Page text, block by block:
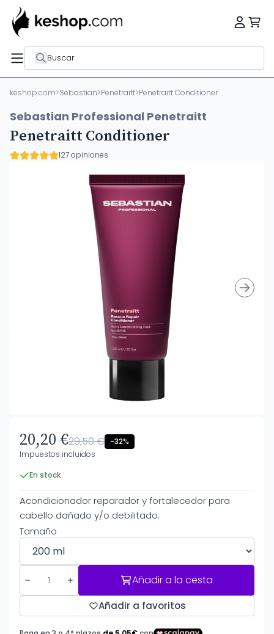
Buscar
keshop.com>Sebastian>Penetraitt>Penetraitt Conditioner
Sebastian Professional Penetraitt
Penetraitt Conditioner
127 opiniones
20,20 €29,50 € -32%
Impuestos incluidos
En stock
Acondicionador reparador y fortalecedor para
cabello dañado y/o debilitado.
Tamaño
Añadir a la cesta
Añadir a favoritos